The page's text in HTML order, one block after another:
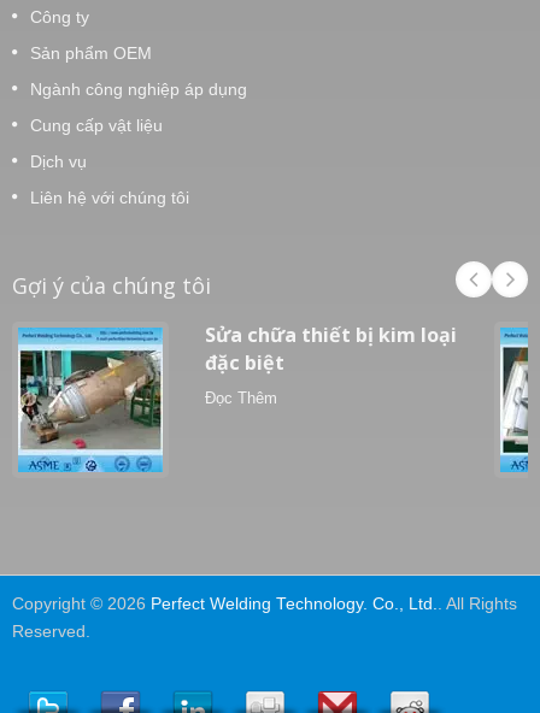
Công ty
Sản phẩm OEM
Ngành công nghiệp áp dụng
Cung cấp vật liệu
Dịch vụ
Liên hệ với chúng tôi
Gợi ý của chúng tôi
Sửa chữa thiết bị kim loại
đặc biệt
Đọc Thêm
Copyright © 2026 Perfect Welding Technology. Co., Ltd.
. All Rights
Reserved.